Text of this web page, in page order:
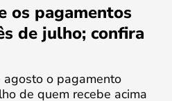
os pagamentos
de julho; confira
agosto o pagamento
de quem recebe acima